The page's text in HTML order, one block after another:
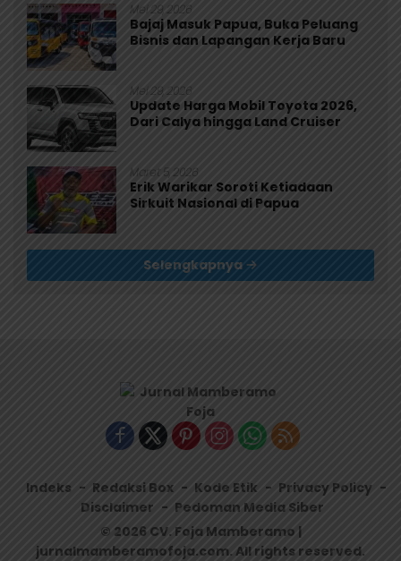
Mei 29, 2026
Bajaj Masuk Papua, Buka Peluang
Bisnis dan Lapangan Kerja Baru
Mei 29, 2026
Update Harga Mobil Toyota 2026,
Dari Calya hingga Land Cruiser
Maret 5, 2026
Erik Warikar Soroti Ketiadaan
Sirkuit Nasional di Papua
Selengkapnya
Indeks Redaksi Box Kode Etik
Privacy Policy
Disclaimer
Pedoman Media Siber
© 2026 CV. Foja Mamberamo |
jurnalmamberamofoja.com. All rights reserved.